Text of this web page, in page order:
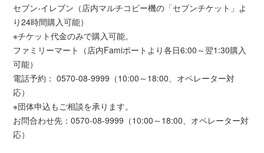
セブン-イレブン（店内マルチコピー機の「セブンチケット」よ
り24時間購入可能）
※チケット代金のみで購入可能。
ファミリーマート（店内Famiポートより各日6:00～翌1:30購入
可能）
電話予約： 0570-08-9999（10:00～18:00、オペレーター対
応）
※団体申込もご相談を承ります。
お問合わせ先：0570-08-9999（10:00～18:00、オペレーター対
応）